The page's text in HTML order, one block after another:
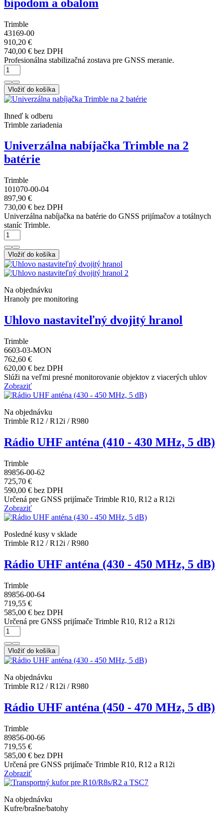
bipodom a obalom
Trimble
43169-00
910,20 €
740,00 € bez DPH
Profesionálna stabilizačná zostava pre GNSS meranie.
Vložiť do košíka
Ihneď k odberu
Trimble zariadenia
Univerzálna nabíjačka Trimble na 2
batérie
Trimble
101070-00-04
897,90 €
730,00 € bez DPH
Univerzálna nabíjačka na batérie do GNSS prijímačov a totálnych
staníc Trimble.
Vložiť do košíka
Na objednávku
Hranoly pre monitoring
Uhlovo nastaviteľný dvojitý hranol
Trimble
6603-03-MON
762,60 €
620,00 € bez DPH
Slúži na veľmi presné monitorovanie objektov z viacerých uhlov
Zobraziť
Na objednávku
Trimble R12 / R12i / R980
Rádio UHF anténa (410 - 430 MHz, 5 dB)
Trimble
89856-00-62
725,70 €
590,00 € bez DPH
Určená pre GNSS prijímače Trimble R10, R12 a R12i
Zobraziť
Posledné kusy v sklade
Trimble R12 / R12i / R980
Rádio UHF anténa (430 - 450 MHz, 5 dB)
Trimble
89856-00-64
719,55 €
585,00 € bez DPH
Určená pre GNSS prijímače Trimble R10, R12 a R12i
Vložiť do košíka
Na objednávku
Trimble R12 / R12i / R980
Rádio UHF anténa (450 - 470 MHz, 5 dB)
Trimble
89856-00-66
719,55 €
585,00 € bez DPH
Určená pre GNSS prijímače Trimble R10, R12 a R12i
Zobraziť
Na objednávku
Kufre/brašne/batohy